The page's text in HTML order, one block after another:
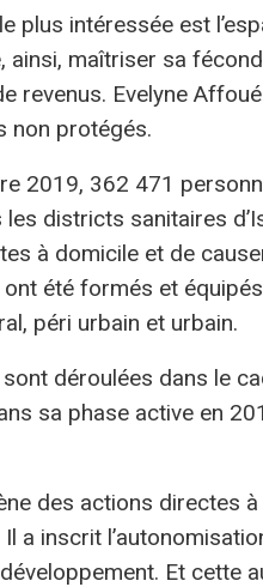
plus intéressée est
ainsi, maîtriser sa
revenus. Evelyne
non protégés.
2019, 362 471
districts sanitaires
à domicile et de
été formés et
péri urbain et urbain.
déroulées dans le
sa phase active en
des actions directes
Il a inscrit
Et cette